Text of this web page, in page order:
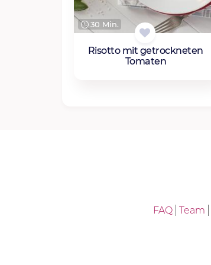
30 Min.
Risotto mit getrockneten
Tomaten
FAQ Team